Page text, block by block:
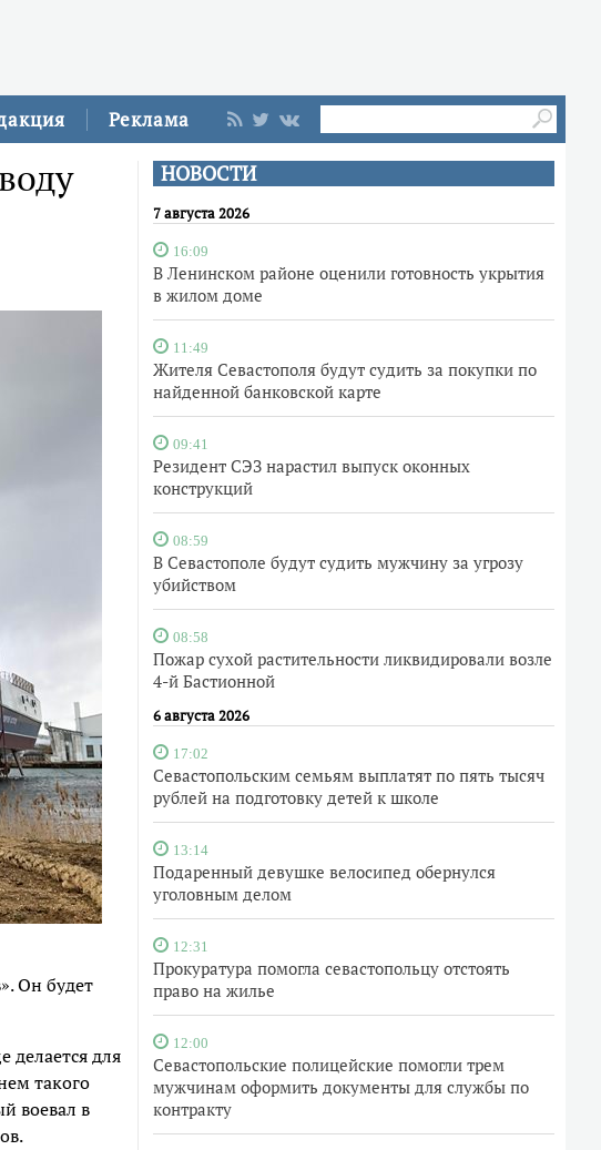
Реклама
НОВОСТИ
7 августа 2026
16:09
В Ленинском районе оценили готовность укрытия
в жилом доме
11:49
Жителя Севастополя будут судить за покупки по
найденной банковской карте
09:41
Резидент СЭЗ нарастил выпуск оконных
конструкций
08:59
В Севастополе будут судить мужчину за угрозу
убийством
08:58
Пожар сухой растительности ликвидировали возле
4-й Бастионной
6 августа 2026
17:02
Севастопольским семьям выплатят по пять тысяч
рублей на подготовку детей к школе
13:14
Подаренный девушке велосипед обернулся
уголовным делом
12:31
Прокуратура помогла севастопольцу отстоять
право на жилье
12:00
Севастопольские полицейские помогли трем
мужчинам оформить документы для службы по
контракту
Он будет
для
такого
воевал в